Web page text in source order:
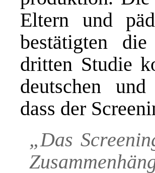
Eltern und
bestätigten
dritten Studie
deutschen
dass der
„Das